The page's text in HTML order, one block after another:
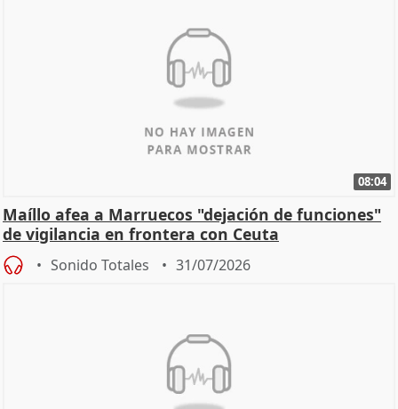
08:04
Maíllo afea a Marruecos "dejación de funciones"
de vigilancia en frontera con Ceuta
Sonido Totales 31/07/2026